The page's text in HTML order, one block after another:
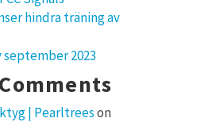
hindra träning av
2023
| Pearltreeson